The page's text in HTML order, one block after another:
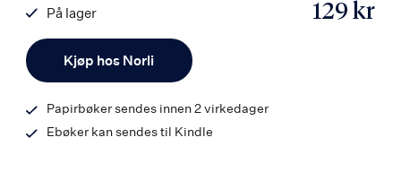
Kjøp hos Norli
129 kr
På lager
9788203452765
Papirbøker sendes innen 2 virkedager
Ebøker kan sendes til Kindle